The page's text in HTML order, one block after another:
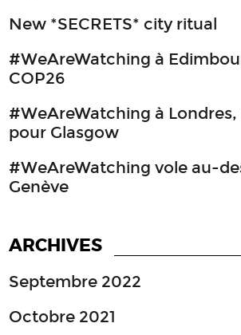
New *SECRETS* city ritual
#WeAreWatching à
COP26
#WeAreWatching à
pour Glasgow
#WeAreWatching vole au-
Genève
ARCHIVES
Septembre 2022
Octobre 2021